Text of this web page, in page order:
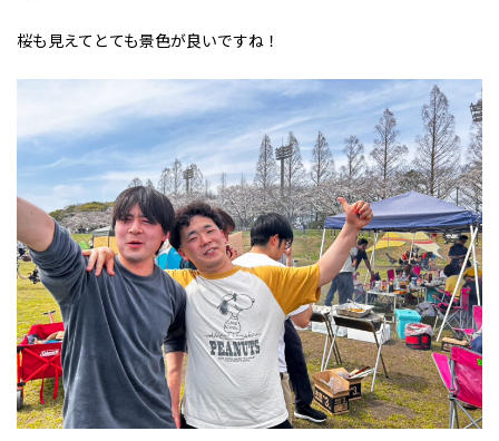
桜も見えてとても景色が良いですね！